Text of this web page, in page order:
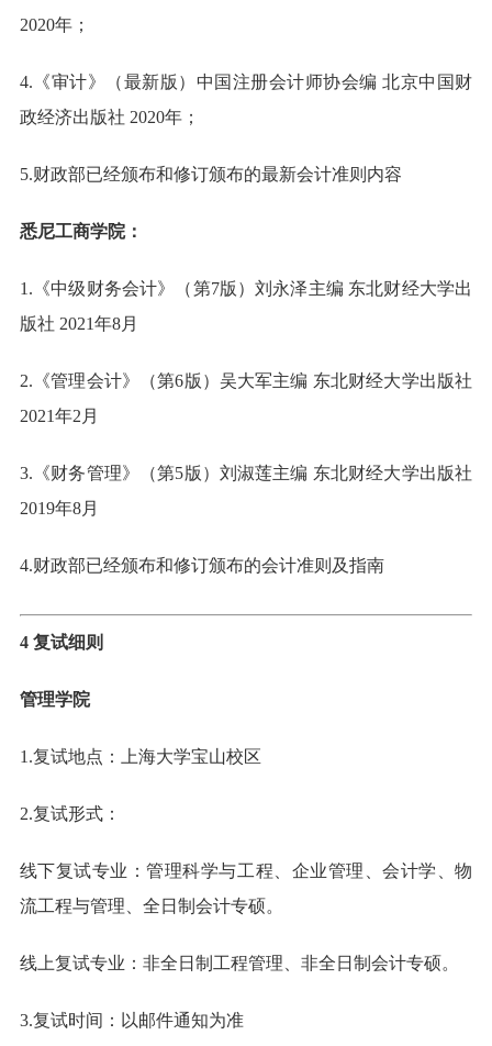
2020年；
4.《审计》（最新版）中国注册会计师协会编 北京中国财
政经济出版社 2020年；
5.财政部已经颁布和修订颁布的最新会计准则内容
悉尼工商学院：
1.《中级财务会计》（第7版）刘永泽主编 东北财经大学出
版社 2021年8月
2.《管理会计》（第6版）吴大军主编 东北财经大学出版社
2021年2月
3.《财务管理》（第5版）刘淑莲主编 东北财经大学出版社
2019年8月
4.财政部已经颁布和修订颁布的会计准则及指南
4 复试细则
管理学院
1.复试地点：上海大学宝山校区
2.复试形式：
线下复试专业：管理科学与工程、企业管理、会计学、物
流工程与管理、全日制会计专硕。
线上复试专业：非全日制工程管理、非全日制会计专硕。
3.复试时间：以邮件通知为准